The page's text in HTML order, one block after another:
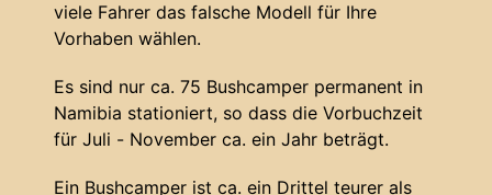
viele Fahrer das falsche Modell für Ihre
Vorhaben wählen.
Es sind nur ca. 75 Bushcamper permanent in
Namibia stationiert, so dass die Vorbuchzeit
für Juli - November ca. ein Jahr beträgt.
Ein Bushcamper ist ca. ein Drittel teurer als